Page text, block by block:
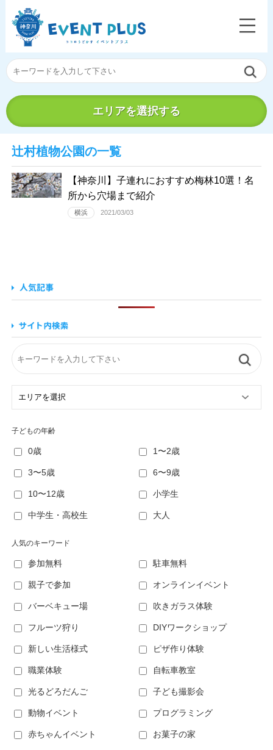
エリアを選択する
辻村植物公園の一覧
【神奈川】子連れにおすすめ梅林10選！名
所から穴場まで紹介
横浜 2021/03/03
子どもの年齢
0歳 1〜2歳
3〜5歳 6〜9歳
10〜12歳 小学生
中学生・高校生 大人
人気のキーワード
参加無料 駐車無料
親子で参加 オンラインイベント
バーベキュー場 吹きガラス体験
フルーツ狩り DIYワークショップ
新しい生活様式 ピザ作り体験
職業体験 自転車教室
光るどろだんご 子ども撮影会
動物イベント プログラミング
赤ちゃんイベント お菓子の家